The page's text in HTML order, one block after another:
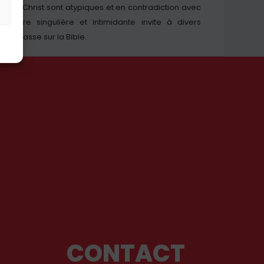
du Christ sont atypiques et en contradiction avec
œuvre singulière et intimidante invite à divers
basse sur la Bible.
CONTACT